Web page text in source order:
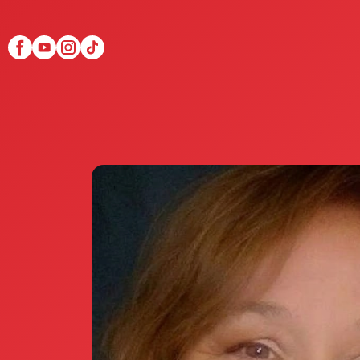
Scopri Club di Più
Le testimonianze
La fondatrice Valeria